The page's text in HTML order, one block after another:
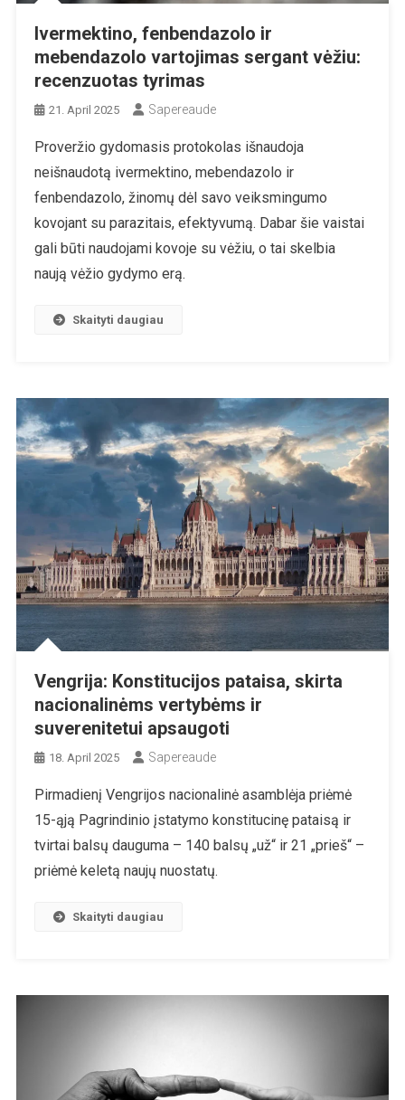
Ivermektino, fenbendazolo ir
mebendazolo vartojimas sergant vėžiu:
recenzuotas tyrimas
21. April 2025 Sapereaude
Proveržio gydomasis protokolas išnaudoja
neišnaudotą ivermektino, mebendazolo ir
fenbendazolo, žinomų dėl savo veiksmingumo
kovojant su parazitais, efektyvumą. Dabar šie vaistai
gali būti naudojami kovoje su vėžiu, o tai skelbia
naują vėžio gydymo erą.
Skaityti daugiau
Vengrija: Konstitucijos pataisa, skirta
nacionalinėms vertybėms ir
suverenitetui apsaugoti
18. April 2025 Sapereaude
Pirmadienį Vengrijos nacionalinė asamblėja priėmė
15-ąją Pagrindinio įstatymo konstitucinę pataisą ir
tvirtai balsų dauguma – 140 balsų „už“ ir 21 „prieš“ –
priėmė keletą naujų nuostatų.
Skaityti daugiau